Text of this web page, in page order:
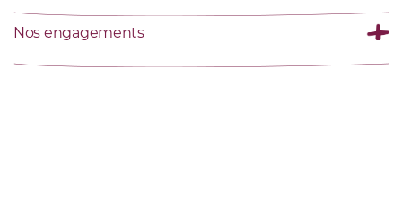
Nos engagements